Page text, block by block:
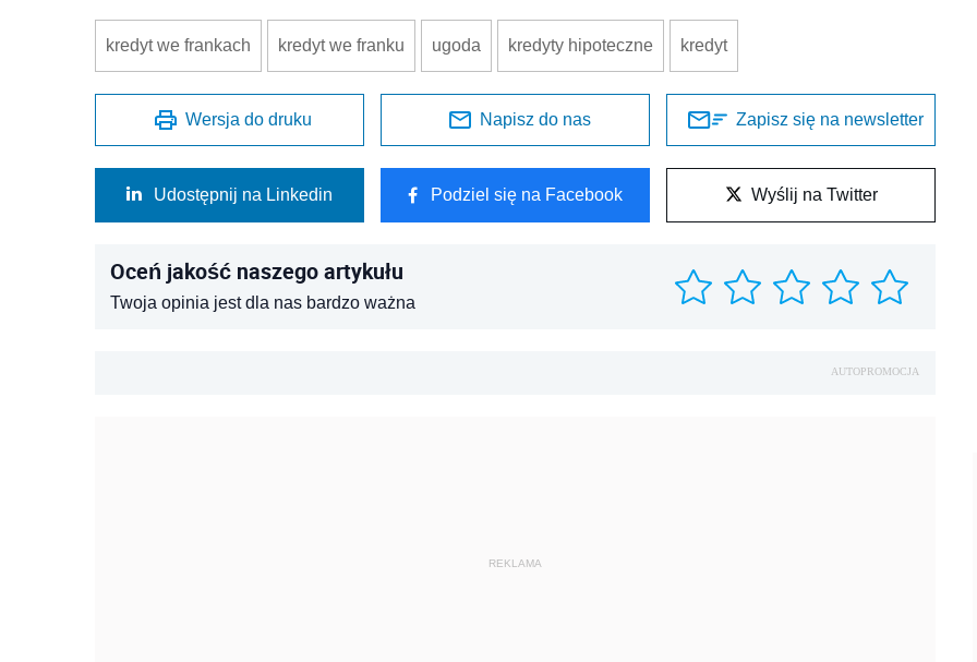
kredyt we frankach kredyt we franku ugoda kredyty hipoteczne kredyt
Wersja do druku Napisz do nas Zapisz się na newsletter
Udostępnij na Linkedin Podziel się na Facebook Wyślij na Twitter
Oceń jakość naszego artykułu
Twoja opinia jest dla nas bardzo ważna
AUTOPROMOCJA
REKLAMA